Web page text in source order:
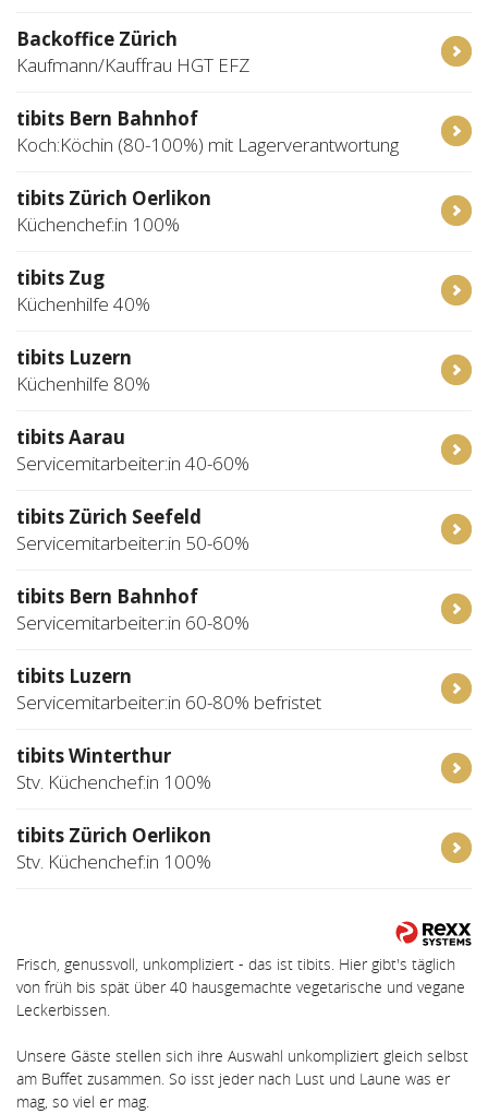
Backoffice Zürich
Kaufmann/Kauffrau HGT EFZ
tibits Bern Bahnhof
Koch:Köchin (80-100%) mit Lagerverantwortung
tibits Zürich Oerlikon
Küchenchef:in 100%
tibits Zug
Küchenhilfe 40%
tibits Luzern
Küchenhilfe 80%
tibits Aarau
Servicemitarbeiter:in 40-60%
tibits Zürich Seefeld
Servicemitarbeiter:in 50-60%
tibits Bern Bahnhof
Servicemitarbeiter:in 60-80%
tibits Luzern
Servicemitarbeiter:in 60-80% befristet
tibits Winterthur
Stv. Küchenchef:in 100%
tibits Zürich Oerlikon
Stv. Küchenchef:in 100%
Frisch, genussvoll, unkompliziert - das ist tibits. Hier gibt's täglich
von früh bis spät über 40 hausgemachte vegetarische und vegane
Leckerbissen.
Unsere Gäste stellen sich ihre Auswahl unkompliziert gleich selbst
am Buffet zusammen. So isst jeder nach Lust und Laune was er
mag, so viel er mag.